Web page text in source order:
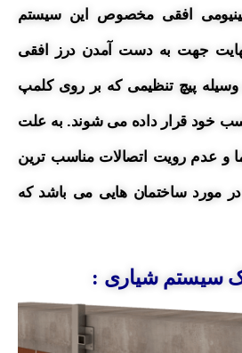
افقی مخصوص این سیستم
جهت به دست آمدن درز افقی
پیچ تنظیمی که بر روی کلمپ
خود قرار داده می شوند. به علت
و عدم رویت اتصالات مناسب ترین
مورد ساختمان هایی می باشد که
سیستم شیاری :